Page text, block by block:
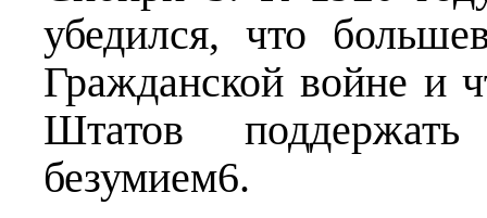
убедился, что
Гражданской войне и
Штатов
безумием6.